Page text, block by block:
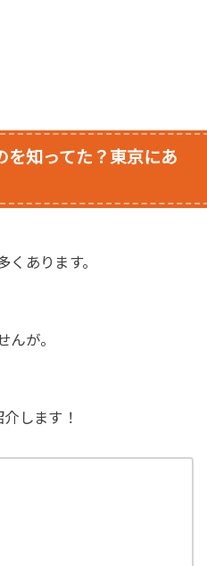
を知ってた？東京にあ
あります。
んが。
します！